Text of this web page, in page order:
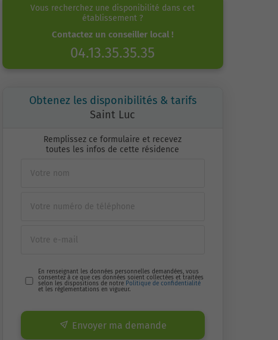
Vous recherchez une disponibilité dans cet
établissement ?
Contactez un conseiller local !
04.13.35.35.35
Obtenez les disponibilités & tarifs
Saint Luc
Remplissez ce formulaire et recevez
toutes les infos de cette résidence
En renseignant les données personnelles demandées, vous
consentez à ce que ces données soient collectées et traitées
selon les dispositions de notre Politique de confidentialité
et les réglementations en vigueur.
Envoyer ma demande